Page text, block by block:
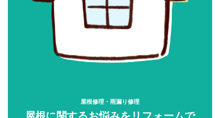
屋根修理・雨漏り修理